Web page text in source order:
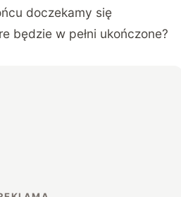
doczekamy się
będzie w pełni ukończone?